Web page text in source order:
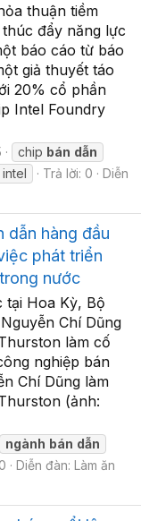
thuận tiềm
đẩy năng lực
báo cáo từ báo
giả thuyết táo
20% cổ phần
Intel Foundry
chip bán dẫn
intel Trả lời: 0
Diễn
dẫn hàng đầu
phát triển
nước
tại Hoa Kỳ, Bộ
Chí Dũng
làm cố
nghiệp bán
Chí Dũng làm
(ảnh:
ngành bán dẫn
Diễn đàn: Làm ăn